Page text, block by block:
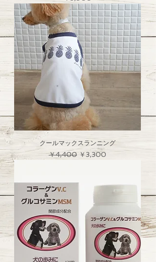
クールマックスランニング
通常価格
￥4,400 セール価格
￥3,300